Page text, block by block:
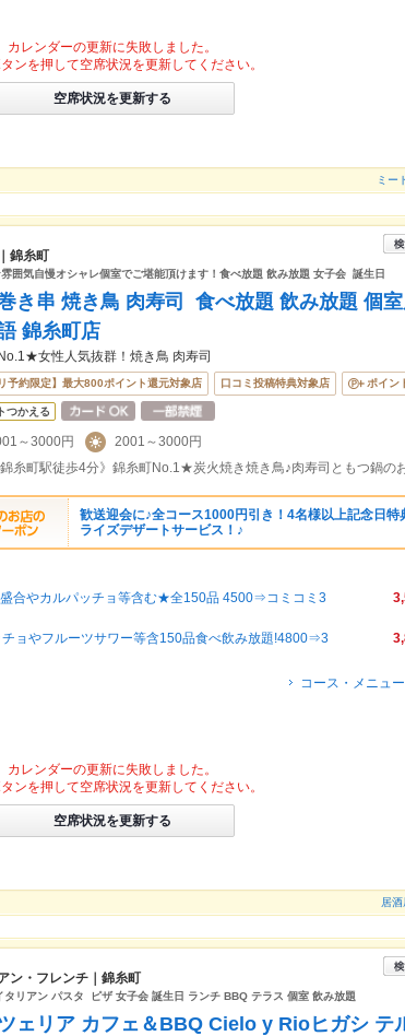
カレンダーの更新に失敗しました。
ンを押して空席状況を更新してください。
空席状況を更新する
ミー
錦糸町
囲気自慢オシャレ個室でご堪能頂けます！食べ放題 飲み放題 女子会 誕生日
き串 焼き鳥 肉寿司 食べ放題 飲み放題 個
錦糸町店
女性人気抜群！焼き鳥 肉寿司
予約限定】最大800ポイント還元対象店 口コミ投稿特典対象店 ポイン
つかえる
～3000円
2001～3000円
歓送迎会に♪全コース1000円引き！4名様以上記念日
ライズデザートサービス！♪
合やカルパッチョ等含む★全150品 4500⇒コミコミ3
ョやフルーツサワー等含150品食べ飲み放題!4800⇒3
コース・メニュ
カレンダーの更新に失敗しました。
ンを押して空席状況を更新してください。
空席状況を更新する
居
ン・フレンチ｜錦糸町
タリアン パスタ ピザ 女子会 誕生日 ランチ BBQ テラス 個室 飲み放題
ェリア カフェ＆BBQ Cielo y Rioヒガシ テ